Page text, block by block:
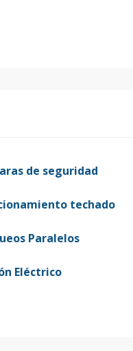
de seguridad
techado
Paralelos
Eléctrico